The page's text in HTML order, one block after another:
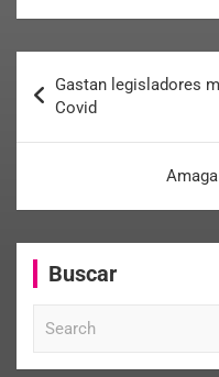
Gastan legisladores
Covid
Buscar